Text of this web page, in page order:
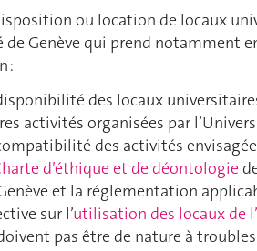
ou location de locaux
de Genève qui prend notamment
:
des locaux
activités organisées par
des activités
d’éthique et de déontologie
et la réglementation
sur l’utilisation des locaux de
pas être de nature à